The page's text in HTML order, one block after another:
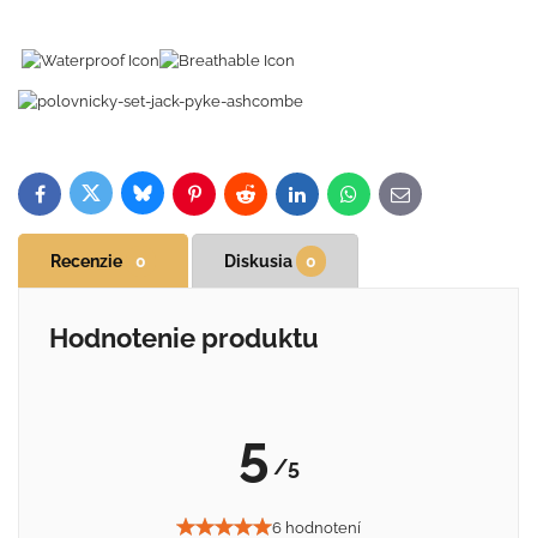
FacebookTwitterBlueskyPinterestReddit LinkedInWhatsApp
E-
mail
Recenzie 0 Diskusia 0
Hodnotenie produktu
5 /5
6 hodnotení